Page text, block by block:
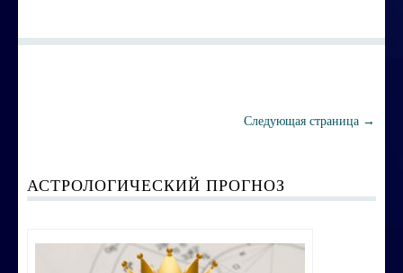
Экспресс-курс по Су-джок терапии
Строим счастливую семью
Следующая страница →
АСТРОЛОГИЧЕСКИЙ ПРОГНОЗ